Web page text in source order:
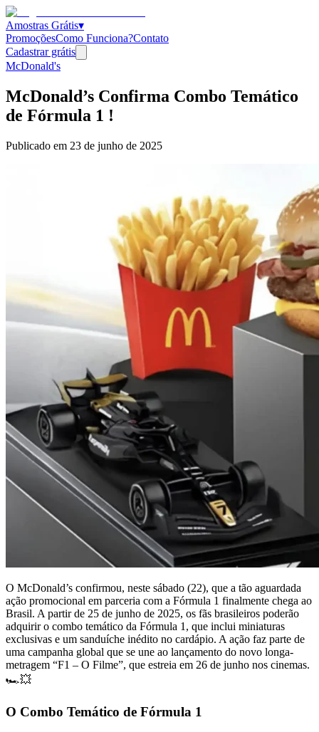
Amostras Grátis▾
PromoçõesComo Funciona?Contato
Cadastrar grátis
McDonald's
McDonald’s Confirma Combo Temático
de Fórmula 1 !
Publicado em 23 de junho de 2025
O McDonald’s confirmou, neste sábado (22), que a tão aguardada
ação promocional em parceria com a Fórmula 1 finalmente chega ao
Brasil. A partir de 25 de junho de 2025, os fãs brasileiros poderão
adquirir o combo temático da Fórmula 1, que inclui miniaturas
exclusivas e um sanduíche inédito no cardápio. A ação faz parte de
uma campanha global que se une ao lançamento do novo longa-
metragem “F1 – O Filme”, que estreia em 26 de junho nos cinemas.
🏎️💥
O Combo Temático de Fórmula 1